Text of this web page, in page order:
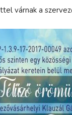
várnak a